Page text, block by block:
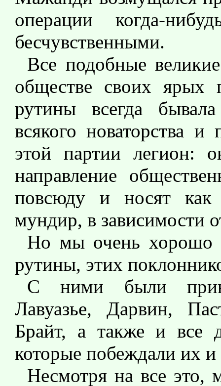
операции когда-
бесчувственными.
Все подобные
обществе своих ярых
рутины всегда
всякого новаторства
этой партии легион:
направление
повсюду и носят как
мундир, в зависимости
Но мы очень хорошо
рутины, этих
С ними были
Лавуазье, Дарвин,
Брайт, а также и все
которые побеждали их
Несмотря на все